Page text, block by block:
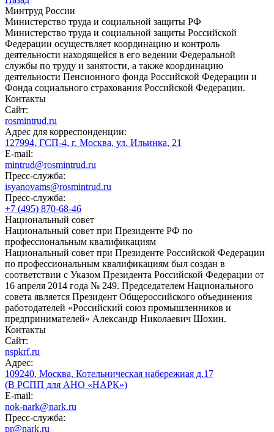
Минтруд России
Министерство труда и социальной защиты РФ
Министерство труда и социальной защиты Российской
Федерации осуществляет координацию и контроль
деятельности находящейся в его ведении Федеральной
службы по труду и занятости, а также координацию
деятельности Пенсионного фонда Российской Федерации и
Фонда социального страхования Российской Федерации.
Контакты
Сайт:
rosmintrud.ru
Адрес для корреспонденции:
127994, ГСП-4, г. Москва, ул. Ильинка, 21
E-mail:
mintrud@rosmintrud.ru
Пресс-служба:
isyanovams@rosmintrud.ru
Пресс-служба:
+7 (495) 870-68-46
Национальный совет
Национальный совет при Президенте РФ по
профессиональным квалификациям
Национальный совет при Президенте Российской Федерации
по профессиональным квалификациям был создан в
соответствии с Указом Президента Российской Федерации от
16 апреля 2014 года № 249. Председателем Национального
совета является Президент Общероссийского объединения
работодателей «Российский союз промышленников и
предпринимателей» Александр Николаевич Шохин.
Контакты
Сайт:
nspkrf.ru
Адрес:
109240, Москва, Котельническая набережная д.17
(В РСПП для АНО «НАРК»)
E-mail:
nok-nark@nark.ru
Пресс-служба:
pr@nark.ru